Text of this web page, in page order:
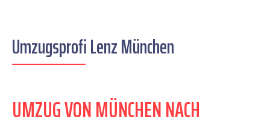
Umzugsprofi Lenz München
UMZUG VON MÜNCHEN NACH